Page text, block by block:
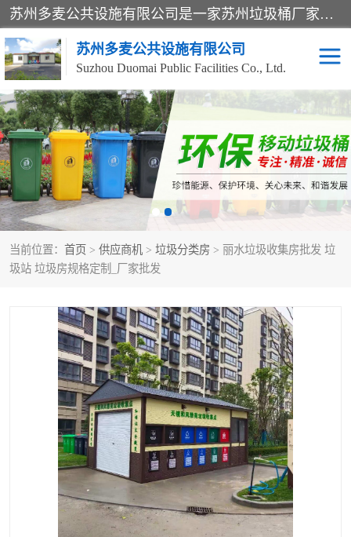
苏州多麦公共设施有限公司是一家苏州垃圾桶厂家，主营：塑料垃圾桶、分类果皮箱、户外园林椅、保安岗亭等产品厂家。全国统一热线电话：17105580222。公司组建完善的团队。设计人员，能根据客户要求，提供适合的设计方案，来满足客户的需求。
苏州多麦公共设施有限公司
Suzhou Duomai Public Facilities Co., Ltd.
当前位置： 首页 > 供应商机 > 垃圾分类房 > 丽水垃圾收集房批发 垃
圾站 垃圾房规格定制_厂家批发
办公室脚踩垃圾桶 保安岗亭
分类果皮箱 公园椅
垃圾分类房 塑料垃圾桶
防疫岗亭 吸烟岗亭